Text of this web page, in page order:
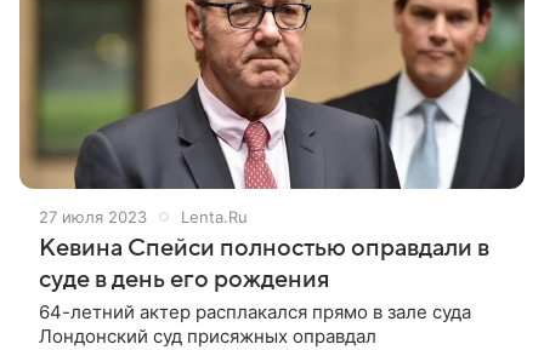
27 июля 2023 Lenta.Ru
Кевина Спейси полностью оправдали в
суде в день его рождения
64-летний актер расплакался прямо в зале суда
Лондонский суд присяжных оправдал